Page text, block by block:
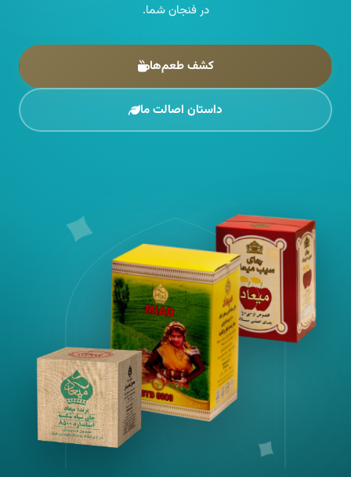
در فنجان شما.
کشف طعم‌ها
داستان اصالت ما